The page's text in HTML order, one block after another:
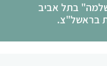
בתל אביב
בראשל"צ.